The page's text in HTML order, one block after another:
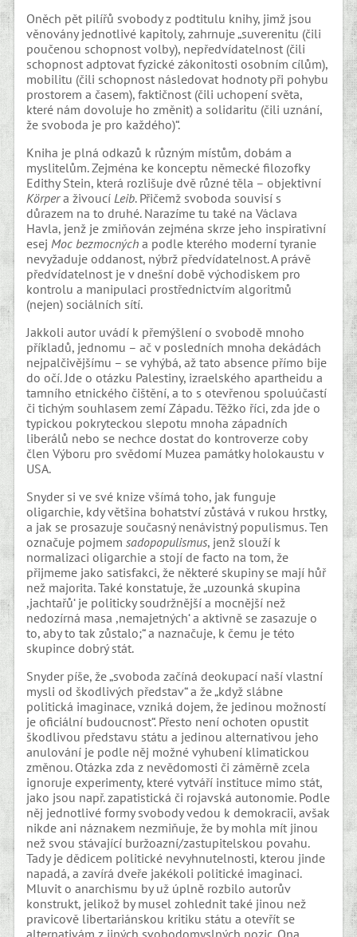
Oněch pět pilířů svobody z podtitulu knihy, jimž jsou
věnovány jednotlivé kapitoly, zahrnuje „suverenitu (čili
poučenou schopnost volby), nepředvídatelnost (čili
schopnost adptovat fyzické zákonitosti osobním cílům),
mobilitu (čili schopnost následovat hodnoty při pohybu
prostorem a časem), faktičnost (čili uchopení světa,
které nám dovoluje ho změnit) a solidaritu (čili uznání,
že svoboda je pro každého)“.
Kniha je plná odkazů k různým místům, dobám a
myslitelům. Zejména ke konceptu německé filozofky
Edithy Stein, která rozlišuje dvě různé těla – objektivní
Körpera živoucíLeib. Přičemž svoboda souvisí s
důrazem na to druhé. Narazíme tu také na Václava
Havla, jenž je zmiňován zejména skrze jeho inspirativní
esejMoc bezmocnýcha podle kterého moderní tyranie
nevyžaduje oddanost, nýbrž předvídatelnost. A právě
předvídatelnost je v dnešní době východiskem pro
kontrolu a manipulaci prostřednictvím algoritmů
(nejen) sociálních sítí.
Jakkoli autor uvádí k přemýšlení o svobodě mnoho
příkladů, jednomu – ač v posledních mnoha dekádách
nejpalčivějšímu – se vyhýbá, až tato absence přímo bije
do očí. Jde o otázku Palestiny, izraelského apartheidu a
tamního etnického čištění, a to s otevřenou spoluúčastí
či tichým souhlasem zemí Západu. Těžko říci, zda jde o
typickou pokryteckou slepotu mnoha západních
liberálů nebo se nechce dostat do kontroverze coby
člen Výboru pro svědomí Muzea památky holokaustu v
USA.
Snyder si ve své knize všímá toho, jak funguje
oligarchie, kdy většina bohatství zůstává v rukou hrstky,
a jak se prosazuje současný nenávistný populismus. Ten
označuje pojmemsadopopulismus, jenž slouží k
normalizaci oligarchie a stojí de facto na tom, že
přijmeme jako satisfakci, že některé skupiny se mají hůř
než majorita. Také konstatuje, že „uzounká skupina
,jachtařů‘ je politicky soudržnější a mocnější než
nedozírná masa ,nemajetných‘ a aktivně se zasazuje o
to, aby to tak zůstalo;“ a naznačuje, k čemu je této
skupince dobrý stát.
Snyder píše, že „svoboda začíná deokupací naší vlastní
mysli od škodlivých představ“ a že „když slábne
politická imaginace, vzniká dojem, že jedinou možností
je oficiální budoucnost“. Přesto není ochoten opustit
škodlivou představu státu a jedinou alternativou jeho
anulování je podle něj možné vyhubení klimatickou
změnou. Otázka zda z nevědomosti či záměrně zcela
ignoruje experimenty, které vytváří instituce mimo stát,
jako jsou např. zapatistická či rojavská autonomie. Podle
něj jednotlivé formy svobody vedou k demokracii, avšak
nikde ani náznakem nezmiňuje, že by mohla mít jinou
než svou stávající buržoazní/zastupitelskou povahu.
Tady je dědicem politické nevyhnutelnosti, kterou jinde
napadá, a zavírá dveře jakékoli politické imaginaci.
Mluvit o anarchismu by už úplně rozbilo autorův
konstrukt, jelikož by musel zohlednit také jinou než
pravicově libertariánskou kritiku státu a otevřít se
alternativám z jiných svobodomyslných pozic. Ona